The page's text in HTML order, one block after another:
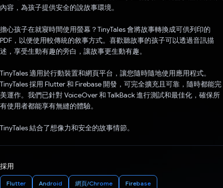
內容，為孩子提供安全的說故事環境。
擔心孩子在就寢時間使用螢幕？TinyTales 會將故事轉換成可供列印的
PDF，以便使用較傳統的敘事方式。喜歡聽故事的孩子可以透過音訊描
述，享受生動有趣的旁白，讓故事更生動有趣。
TinyTales 適用於行動裝置和網頁平台，讓您隨時隨地使用應用程式。
TinyTales 採用 Flutter 和 Firebase 開發，可完全擴充且可靠，隨時都能完
美運作。我們已針對 VoiceOver 和 TalkBack 進行測試和最佳化，確保所
有使用者都能享有無縫的體驗。
TinyTales 結合了想像力和安全的故事情節。
採用
Flutter Android 網頁/Chrome Firebase